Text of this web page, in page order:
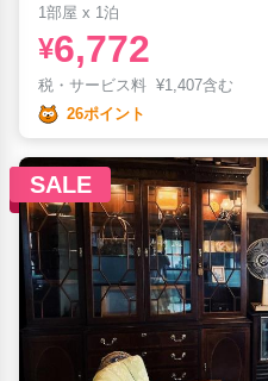
1部屋 x 1泊
¥6,772
税・サービス料 ¥1,407含む
26ポイント
SALE